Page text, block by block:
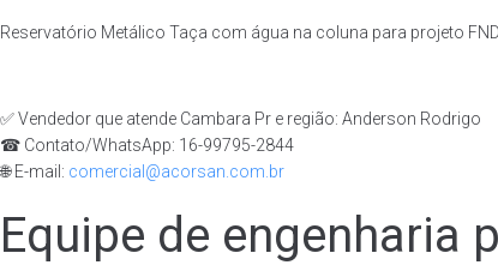
Reservatório Metálico Taça com água na coluna para projeto
✅ Vendedor que atende Cambara Pr e região: Anderson Rodrigo
☎ Contato/WhatsApp: 16-99795-2844
🌐 E-mail: comercial@acorsan.com.br
Equipe de engenharia